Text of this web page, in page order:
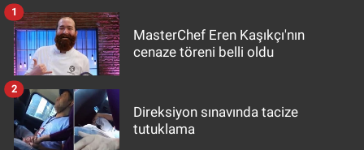
MasterChef Eren Kaşıkçı'nın
cenaze töreni belli oldu
1
Direksiyon sınavında tacize
tutuklama
2